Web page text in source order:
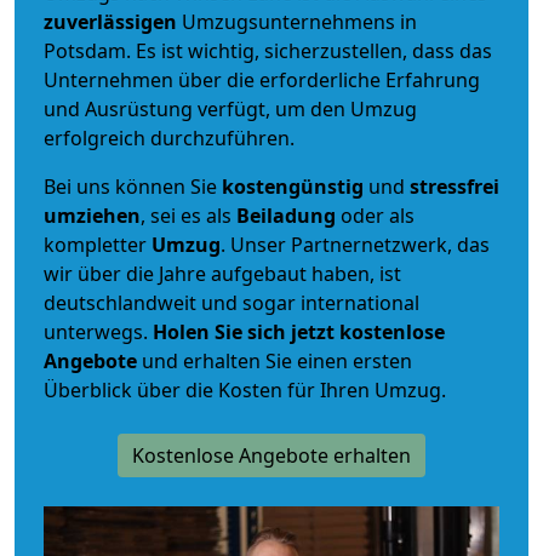
zuverlässigen Umzugsunternehmens in
Potsdam. Es ist wichtig, sicherzustellen, dass das
Unternehmen über die erforderliche Erfahrung
und Ausrüstung verfügt, um den Umzug
erfolgreich durchzuführen.
Bei uns können Sie kostengünstig und stressfrei
umziehen, sei es als Beiladung oder als
kompletter Umzug. Unser Partnernetzwerk, das
wir über die Jahre aufgebaut haben, ist
deutschlandweit und sogar international
unterwegs. Holen Sie sich jetzt kostenlose
Angebote und erhalten Sie einen ersten
Überblick über die Kosten für Ihren Umzug.
Kostenlose Angebote erhalten